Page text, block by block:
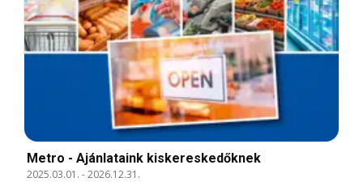
Metro - Ajánlataink kiskereskedőknek
2025.03.01. -2026.12.31.